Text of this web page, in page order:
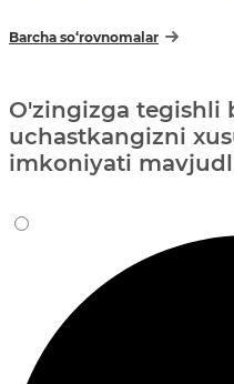
Barcha so‘rovnomalar
O'zingizga tegishli
uchastkangizni
imkoniyati